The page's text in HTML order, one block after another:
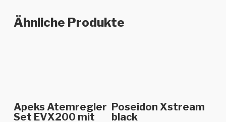
Ähnliche Produkte
In den Warenkorb
Apeks Atemregler
Set EVX200 mit
In den Warenkorb
Poseidon Xstream
black